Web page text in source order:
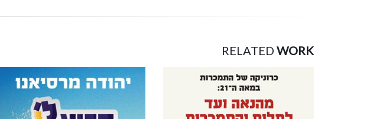
RELATED WORK